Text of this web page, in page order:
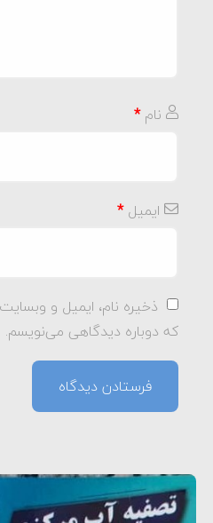
نام*
ایمیل*
ذخیره نام، ایمیل و
که دوباره دیدگاهی می‌نویسم.